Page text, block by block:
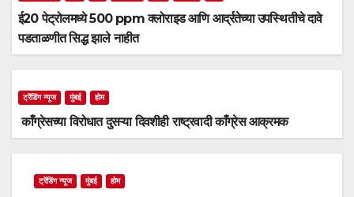
ई20 पेट्रोलमध्ये 500 ppm क्लोराइड आणि आर्द्रतेच्या उपस्थितीचे दावे
पडताळणीत सिद्ध झाले नाहीत
ट्रेंडिंग न्यूज मुंबई होम
काँग्रेसच्या विरोधात दुसऱ्या दिवशीही राष्ट्रवादी काँग्रेस आक्रमक
ट्रेंडिंग न्यूज मुंबई होम